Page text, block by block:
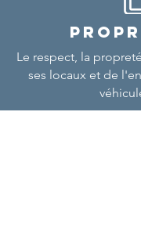
Le respect, la
ses locaux et de